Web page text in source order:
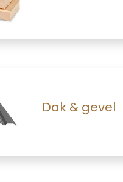
Dak & gevel